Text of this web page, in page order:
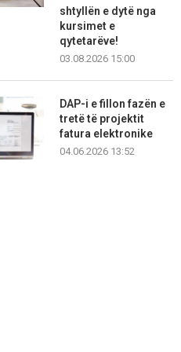
shtyllën e dytë nga
kursimet e
qytetarëve!
03.08.2026 15:00
DAP-i e fillon fazën e
tretë të projektit
fatura elektronike
04.06.2026 13:52